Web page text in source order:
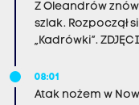
Z Oleandrów
szlak. Rozpoczął
„Kadrówki”.
08:01
Atak nożem w